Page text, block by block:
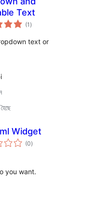
Text
(1 টা
মুঠ)
text or
Widget
(0টা
মুঠ)
you want.